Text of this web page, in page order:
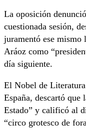
La oposición
cuestionada sesión,
juramentó ese mismo
Aráoz como
día siguiente.
El Nobel de
España, descartó que
Estado” y calificó al
“circo grotesco de